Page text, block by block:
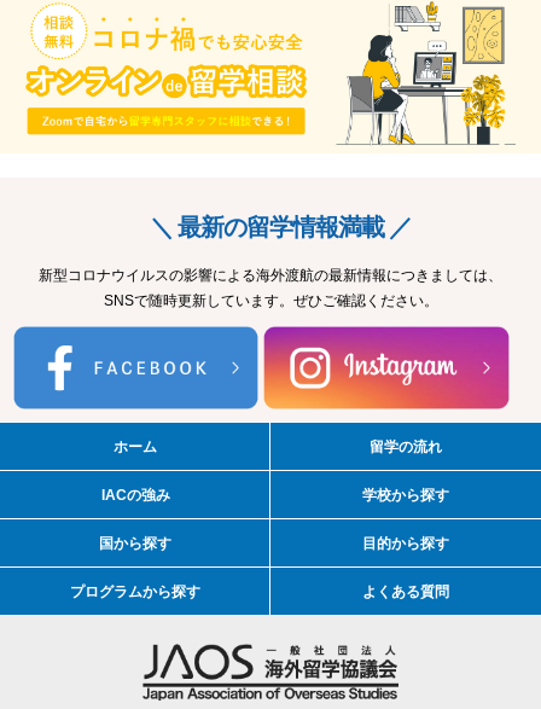
＼ 最新の留学情報満載 ／
新型コロナウイルスの影響による海外渡航の最新情報につきましては、
SNSで随時更新しています。ぜひご確認ください。
ホーム 留学の流れ
IACの強み 学校から探す
国から探す 目的から探す
プログラムから探す よくある質問